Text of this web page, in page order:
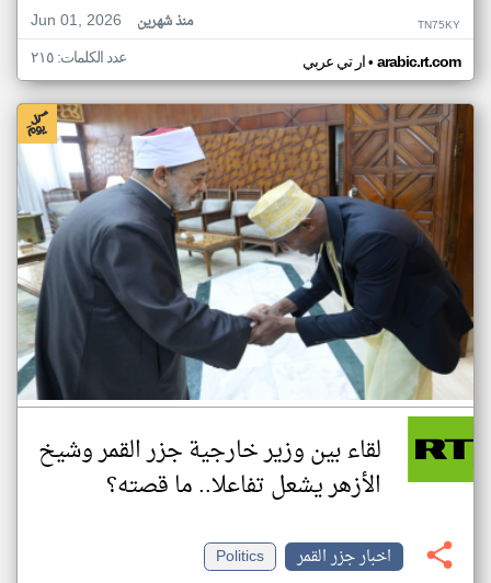
Jun 01, 2026
منذ شهرين TN75KY
ار تي عربي• arabic.rt.com عدد الكلمات: ٢١٥
لقاء بين وزير خارجية جزر القمر وشيخ
الأزهر يشعل تفاعلا.. ما قصته؟
اخبار جزر القمر
Politics